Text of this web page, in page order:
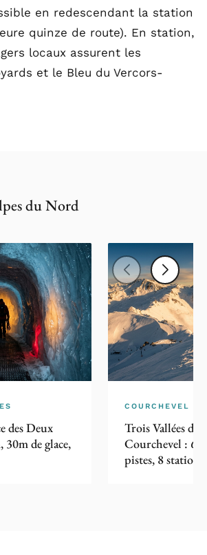
en redescendant la station
quinze de route). En station,
locaux assurent les
et le Bleu du Vercors-
du Nord
des Deux
de glace,
COURCHEVEL
Trois Vallées
Courchevel :
pistes, 8